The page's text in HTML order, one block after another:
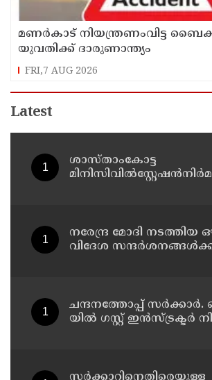
മണർകാട് നിയന്ത്രണംവിട്ട
യുവതിക്ക് ദാരുണാന്ത്യം
FRI,7 AUG 2026
Latest
ശാസ്താംകോട്ട
നരേന്ദ്ര മോദി നടത്തിയ
വിദേശ
ചന്ദനത്തോപ്പ്
യില്‍ ഗസ്റ്റ് ഇന്‍സ്ട്രക്ടര്‍
സർക്കാറിനെതിരെയുള്ള